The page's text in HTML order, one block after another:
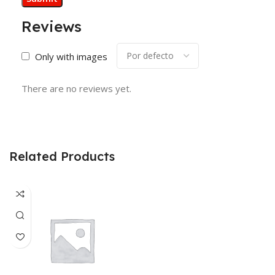
Reviews
Only with images
There are no reviews yet.
Related Products